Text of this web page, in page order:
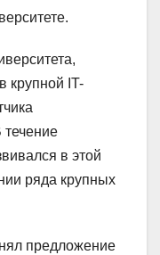
крупной IT-
течение
в этой
ряда крупных
предложение